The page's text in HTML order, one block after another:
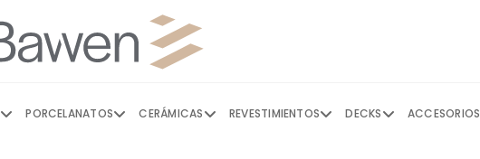
PORCELANATOS CERÁMICAS REVESTIMIENTOS DECKS ACCESORIOS